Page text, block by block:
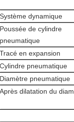
Système dynamique
Poussée de cylindre
pneumatique
Tracé en expansion
Cylindre pneumatique
Diamètre pneumatique
Après dilatation du